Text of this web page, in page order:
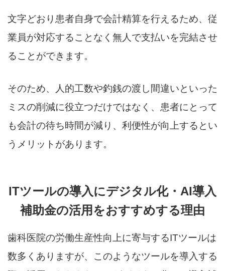
文字どおり患者自身で会計精算を行えるため、従
業員が対応することなく無人で支払いを完結させ
ることができます。
そのため、人的工数や釣銭の渡し間違いといった
ミスの削減に役立つだけではなく、患者にとって
も会計の待ち時間が減り、利便性が向上するとい
うメリットがあります。
ITツールの導入にデジタル化・AI導入
補助金の活用をおすすめする理由
歯科医院の労働生産性向上に寄与するITツールは
数多くありますが、このようなツールを導入する